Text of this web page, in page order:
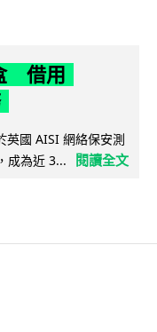
借用
國 AISI 網絡保安測
成為近 3...
閱讀全文